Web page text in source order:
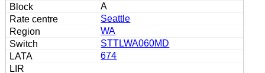
A
Seattle
WA
STTLWA060MD
674